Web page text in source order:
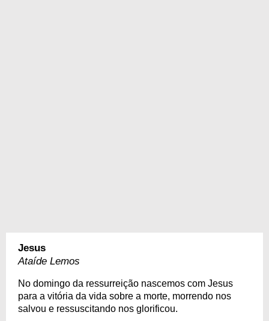
Jesus
Ataíde Lemos
No domingo da ressurreição nascemos com Jesus
para a vitória da vida sobre a morte, morrendo nos
salvou e ressuscitando nos glorificou.